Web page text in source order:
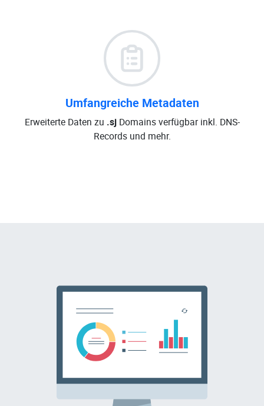
Umfangreiche Metadaten
Erweiterte Daten zu .sjDomains verfügbar inkl. DNS-
Records und mehr.